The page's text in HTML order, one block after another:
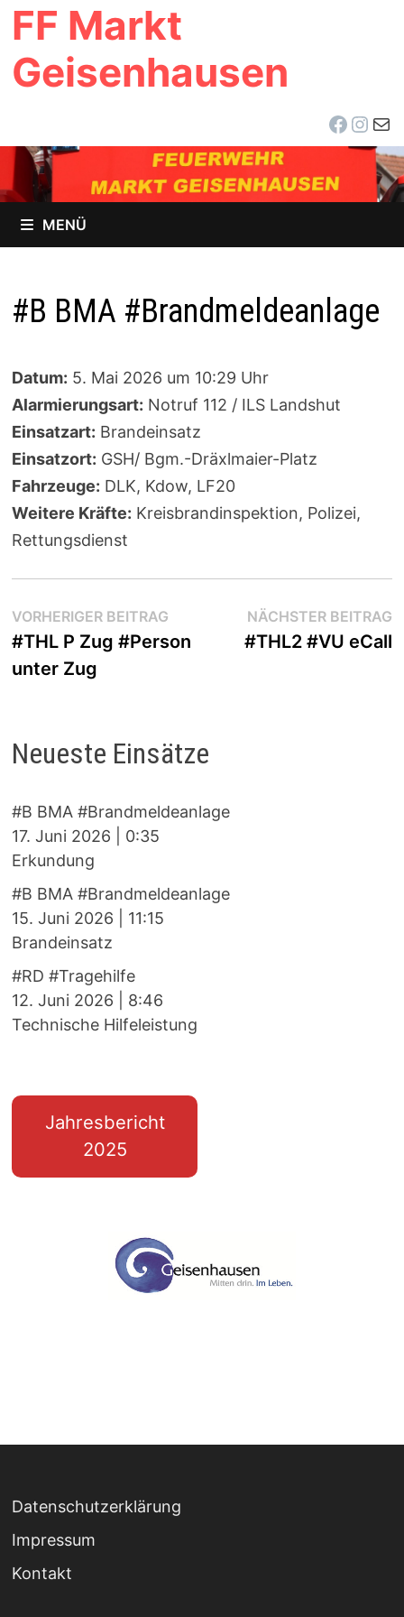
Zum
Inhalt
springen
FF Markt
Geisenhausen
E-
MENÜ
#B BMA #Brandmeldeanlage
Datum: 5. Mai 2026 um 10:29 Uhr
Alarmierungsart: Notruf 112 / ILS Landshut
Einsatzart: Brandeinsatz
Einsatzort: GSH/ Bgm.-Dräxlmaier-Platz
Fahrzeuge: DLK, Kdow, LF20
Weitere Kräfte: Kreisbrandinspektion, Polizei,
Rettungsdienst
Beitragsnavigation
VORHERIGER BEITRAGVorheriger
Beitrag:
#THL P Zug #Person
unter Zug
NÄCHSTER BEITRAG
#THL2 #VU eCall
Neueste Einsätze
#B BMA #Brandmeldeanlage
17. Juni 2026
0:35
Erkundung
#B BMA #Brandmeldeanlage
15. Juni 2026
11:15
Brandeinsatz
#RD #Tragehilfe
12. Juni 2026
8:46
Technische Hilfeleistung
Jahresbericht
2025
Datenschutzerklärung
Impressum
Kontakt